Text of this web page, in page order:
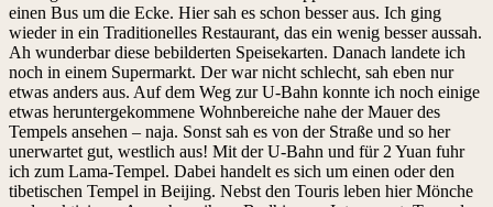
einen Bus um die Ecke. Hier sah es schon besser aus. Ich ging
wieder in ein Traditionelles Restaurant, das ein wenig besser aussah.
Ah wunderbar diese bebilderten Speisekarten. Danach landete ich
noch in einem Supermarkt. Der war nicht schlecht, sah eben nur
etwas anders aus. Auf dem Weg zur U-Bahn konnte ich noch einige
etwas heruntergekommene Wohnbereiche nahe der Mauer des
Tempels ansehen – naja. Sonst sah es von der Straße und so her
unerwartet gut, westlich aus! Mit der U-Bahn und für 2 Yuan fuhr
ich zum Lama-Tempel. Dabei handelt es sich um einen oder den
tibetischen Tempel in Beijing. Nebst den Touris leben hier Mönche